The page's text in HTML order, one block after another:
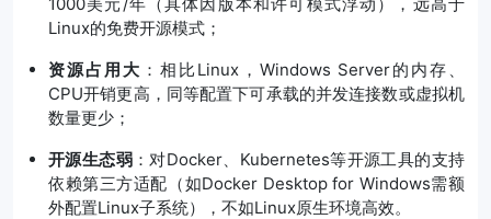
Linux的免费开源模式；
资源占用大 ：相比Linux，Windows Server的内存、
CPU开销更高，同等配置下可承载的并发连接数或虚拟机
数量更少；
开源生态弱 ：对Docker、Kubernetes等开源工具的支持
依赖第三方适配（如Docker Desktop for Windows需额
外配置Linux子系统），不如Linux原生环境高效。